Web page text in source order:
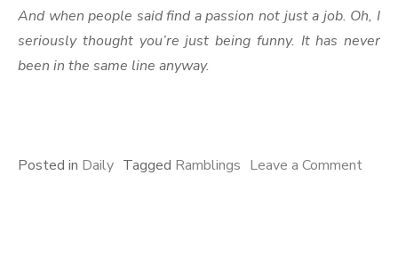
And when people said find a passion not just a job. Oh, I
seriously thought you’re just being funny. It has never
been in the same line anyway.
Posted in Daily Tagged Ramblings Leave a Commenton